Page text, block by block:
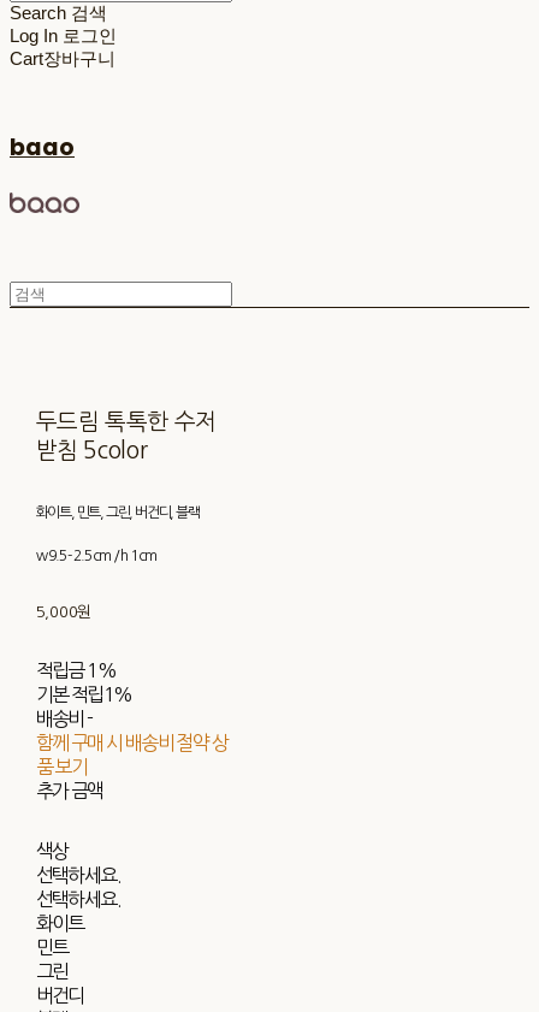
Search 검색
Log In 로그인
Cart장바구니
baao
두드림 톡톡한 수저
받침 5color
화이트, 민트, 그린, 버건디, 블랙
w 9.5 - 2.5 cm / h 1 cm
5,000원
적립금 1%
기본 적립1%
배송비-
함께 구매 시 배송비 절약 상
품 보기
추가 금액
색상
선택하세요.
선택하세요.
화이트
민트
그린
버건디